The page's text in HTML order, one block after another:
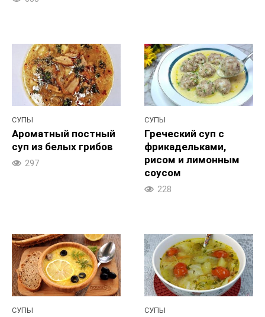
СУПЫ
Ароматный постный
суп из белых грибов
297
СУПЫ
Греческий суп с
фрикадельками,
рисом и лимонным
соусом
228
СУПЫ СУПЫ